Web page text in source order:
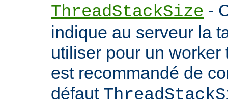
ThreadStackSize -
indique au serveur la
utiliser pour un
est recommandé de
défaut